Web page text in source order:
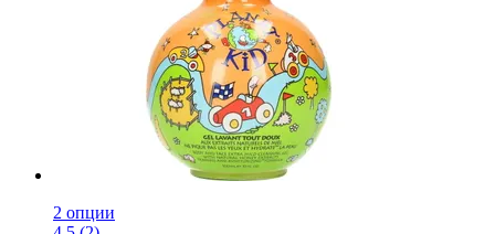
2 опции